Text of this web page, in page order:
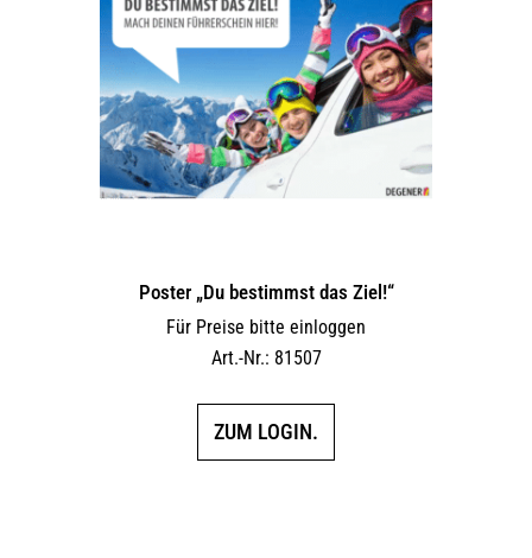
Poster „Du bestimmst das Ziel!“
Für Preise bitte einloggen
Art.-Nr.: 81507
ZUM LOGIN.